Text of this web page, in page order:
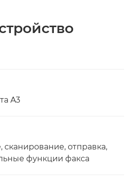
A3
сканирование, отправка,
функции факса